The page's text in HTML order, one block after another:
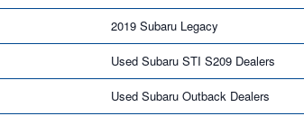
2019 Subaru Legacy
Used Subaru STI S209 Dealers
Used Subaru Outback Dealers